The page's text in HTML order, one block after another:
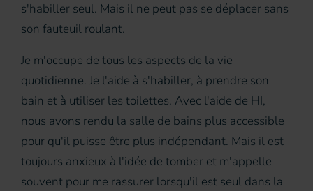
s'habiller seul. Mais il ne peut pas se déplacer sans
son fauteuil roulant.
Je m'occupe de tous les aspects de la vie
quotidienne. Je l'aide à s'habiller, à prendre son
bain et à utiliser les toilettes. Avec l'aide de HI,
nous avons rendu la salle de bains plus accessible
pour qu'il puisse être plus indépendant. Mais il est
toujours anxieux à l'idée de tomber et m'appelle
souvent pour me rassurer lorsqu'il est seul dans la